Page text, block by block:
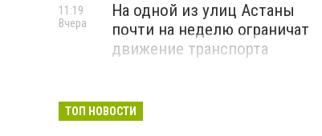
На одной из улиц Астаны
почти на неделю ограничат
движение транспорта
11:19
Вчера
ТОП НОВОСТИ